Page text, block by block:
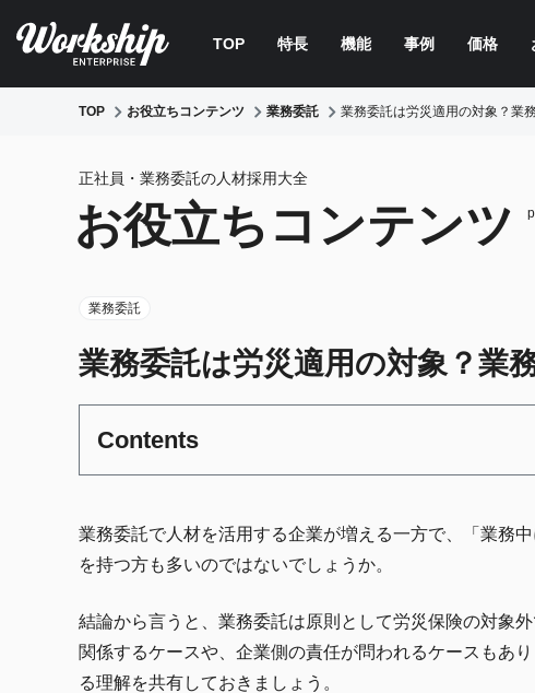
TOP 特長 機能 事例 価格
TOP お役立ちコンテンツ 業務委託 業務委託は労災適用の対象？業
正社員・業務委託の人材採用大全
お役立ちコンテンツ
業務委託
業務委託は労災適用の対象？業
Contents
業務委託で人材を活用する企業が増える一方で、「業務
を持つ方も多いのではないでしょうか。
結論から言うと、業務委託は原則として労災保険の対象
関係するケースや、企業側の責任が問われるケースもあ
る理解を共有しておきましょう。